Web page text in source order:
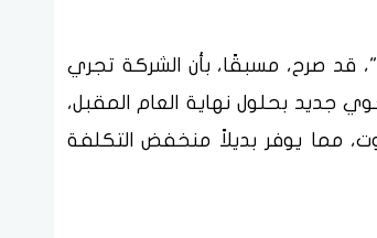
قد صرح، مسبقًا، بأن الشركة تجري
جديد بحلول نهاية العام المقبل،
مما يوفر بديلاً منخفض التكلفة